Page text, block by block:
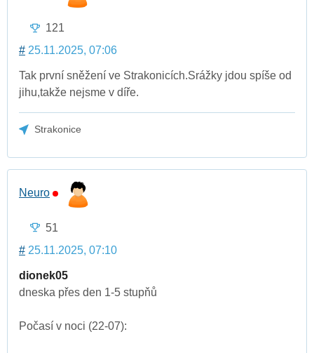
121
# 25.11.2025, 07:06
Tak první sněžení ve Strakonicích.Srážky jdou spíše od
jihu,takže nejsme v díře.
Strakonice
Neuro
51
# 25.11.2025, 07:10
dionek05
dneska přes den 1-5 stupňů
Počasí v noci (22-07):